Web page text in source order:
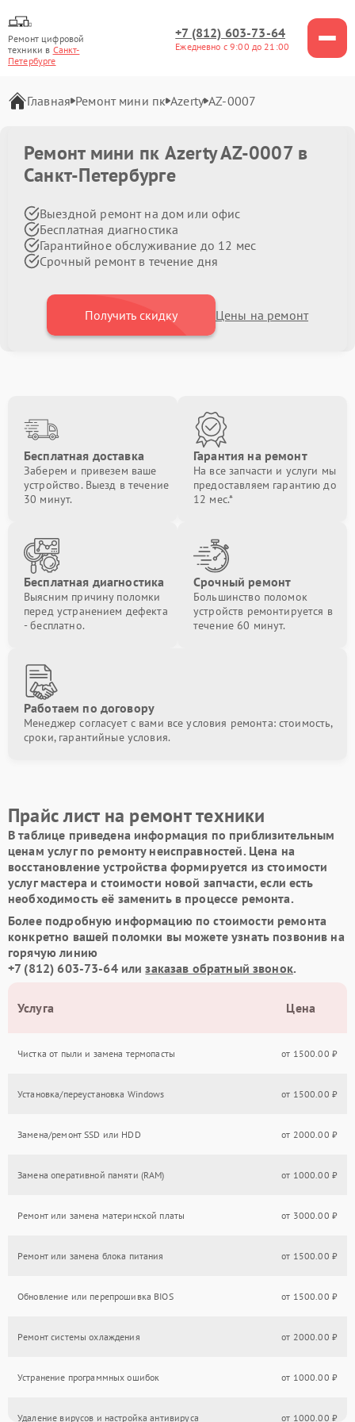
Ремонт цифровой
техники в Санкт-
Петербурге
+7 (812) 603-73-64
Ежедневно с 9:00 до 21:00
Главная Ремонт мини пк Azerty AZ-0007
Ремонт мини пк Azerty AZ-0007 в
Санкт-Петербурге
Выездной ремонт на дом или офис
Бесплатная диагностика
Гарантийное обслуживание до 12 мес
Срочный ремонт в течение дня
Получить скидку Цены на ремонт
Бесплатная доставка
Заберем и привезем ваше
устройство. Выезд в течение
30 минут.
Гарантия на ремонт
На все запчасти и услуги мы
предоставляем гарантию до
12 мес.*
Бесплатная диагностика
Выясним причину поломки
перед устранением дефекта
- бесплатно.
Срочный ремонт
Большинство поломок
устройств ремонтируется в
течение 60 минут.
Работаем по договору
Менеджер согласует с вами все условия ремонта: стоимость,
сроки, гарантийные условия.
Прайс лист на ремонт техники
В таблице приведена информация по приблизительным
ценам услуг по ремонту неисправностей. Цена на
восстановление устройства формируется из стоимости
услуг мастера и стоимости новой запчасти, если есть
необходимость её заменить в процессе ремонта.
Более подробную информацию по стоимости ремонта
конкретно вашей поломки вы можете узнать позвонив на
горячую линию
+7 (812) 603-73-64илизаказав обратный звонок.
Услуга Цена
Чистка от пыли и замена термопасты от 1500.00 ₽
Установка/переустановка Windows от 1500.00 ₽
Замена/ремонт SSD или HDD от 2000.00 ₽
Замена оперативной памяти (RAM) от 1000.00 ₽
Ремонт или замена материнской платы от 3000.00 ₽
Ремонт или замена блока питания от 1500.00 ₽
Обновление или перепрошивка BIOS от 1500.00 ₽
Ремонт системы охлаждения от 2000.00 ₽
Устранение программных ошибок от 1000.00 ₽
Удаление вирусов и настройка антивируса от 1000.00 ₽